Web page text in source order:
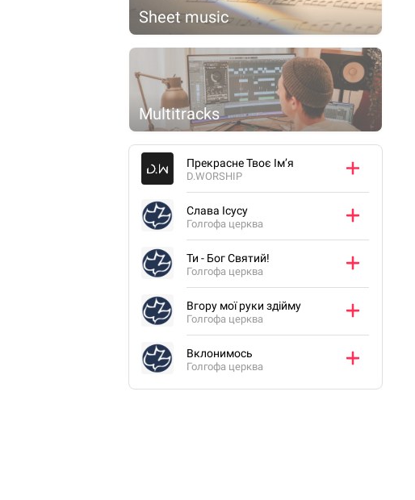
Sheet music
Multitracks
Прекрасне Твоє Ім’я
D.WORSHIP
Слава Ісусу
Голгофа церква
Ти - Бог Святий!
Голгофа церква
Вгору мої руки здійму
Голгофа церква
Вклонимось
Голгофа церква